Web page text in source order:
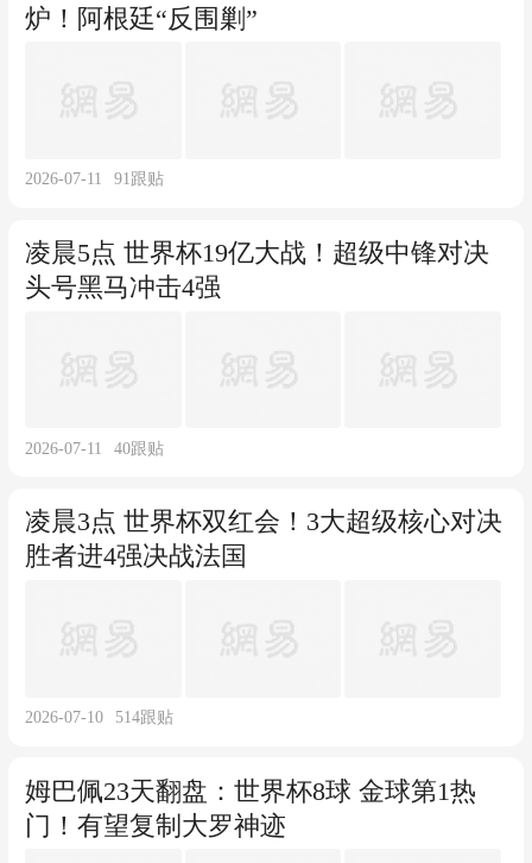
炉！阿根廷“反围剿”
2026-07-11 91跟贴
凌晨5点 世界杯19亿大战！超级中锋对决
头号黑马冲击4强
2026-07-11 40跟贴
凌晨3点 世界杯双红会！3大超级核心对决
胜者进4强决战法国
2026-07-10 514跟贴
姆巴佩23天翻盘：世界杯8球 金球第1热
门！有望复制大罗神迹